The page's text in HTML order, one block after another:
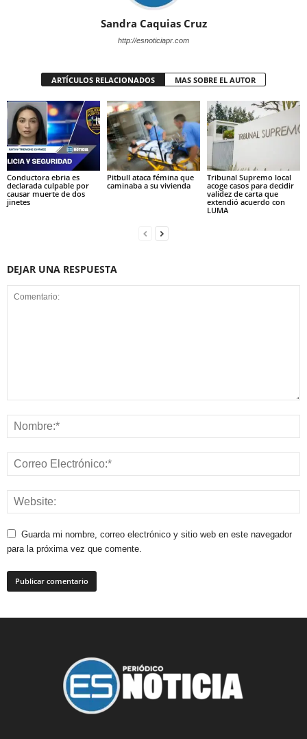
Sandra Caquias Cruz
http://esnoticiapr.com
ARTÍCULOS RELACIONADOS MAS SOBRE EL AUTOR
Conductora ebria es
declarada culpable por
causar muerte de dos
jinetes
Pitbull ataca fémina que
caminaba a su vivienda
Tribunal Supremo local
acoge casos para decidir
validez de carta que
extendió acuerdo con
LUMA
DEJAR UNA RESPUESTA
Guarda mi nombre, correo electrónico y sitio web en este navegador
para la próxima vez que comente.